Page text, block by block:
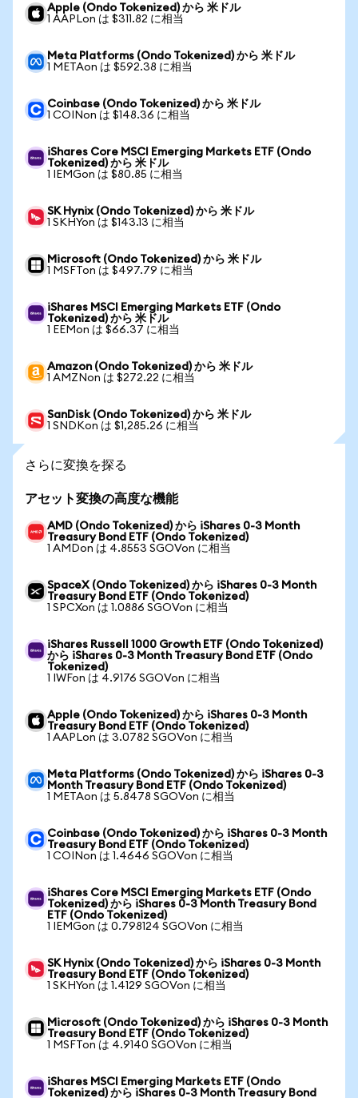
Apple (Ondo Tokenized) から 米ドル
1 AAPLon は $311.82 に相当
Meta Platforms (Ondo Tokenized) から 米ドル
1 METAon は $592.38 に相当
Coinbase (Ondo Tokenized) から 米ドル
1 COINon は $148.36 に相当
iShares Core MSCI Emerging Markets ETF (Ondo
Tokenized) から 米ドル
1 IEMGon は $80.85 に相当
SK Hynix (Ondo Tokenized) から 米ドル
1 SKHYon は $143.13 に相当
Microsoft (Ondo Tokenized) から 米ドル
1 MSFTon は $497.79 に相当
iShares MSCI Emerging Markets ETF (Ondo
Tokenized) から 米ドル
1 EEMon は $66.37 に相当
Amazon (Ondo Tokenized) から 米ドル
1 AMZNon は $272.22 に相当
SanDisk (Ondo Tokenized) から 米ドル
1 SNDKon は $1,285.26 に相当
さらに変換を探る
アセット変換の高度な機能
AMD (Ondo Tokenized) から iShares 0-3 Month
Treasury Bond ETF (Ondo Tokenized)
1 AMDon は 4.8553 SGOVon に相当
SpaceX (Ondo Tokenized) から iShares 0-3 Month
Treasury Bond ETF (Ondo Tokenized)
1 SPCXon は 1.0886 SGOVon に相当
iShares Russell 1000 Growth ETF (Ondo Tokenized)
から iShares 0-3 Month Treasury Bond ETF (Ondo
Tokenized)
1 IWFon は 4.9176 SGOVon に相当
Apple (Ondo Tokenized) から iShares 0-3 Month
Treasury Bond ETF (Ondo Tokenized)
1 AAPLon は 3.0782 SGOVon に相当
Meta Platforms (Ondo Tokenized) から iShares 0-3
Month Treasury Bond ETF (Ondo Tokenized)
1 METAon は 5.8478 SGOVon に相当
Coinbase (Ondo Tokenized) から iShares 0-3 Month
Treasury Bond ETF (Ondo Tokenized)
1 COINon は 1.4646 SGOVon に相当
iShares Core MSCI Emerging Markets ETF (Ondo
Tokenized) から iShares 0-3 Month Treasury Bond
ETF (Ondo Tokenized)
1 IEMGon は 0.798124 SGOVon に相当
SK Hynix (Ondo Tokenized) から iShares 0-3 Month
Treasury Bond ETF (Ondo Tokenized)
1 SKHYon は 1.4129 SGOVon に相当
Microsoft (Ondo Tokenized) から iShares 0-3 Month
Treasury Bond ETF (Ondo Tokenized)
1 MSFTon は 4.9140 SGOVon に相当
iShares MSCI Emerging Markets ETF (Ondo
Tokenized) から iShares 0-3 Month Treasury Bond